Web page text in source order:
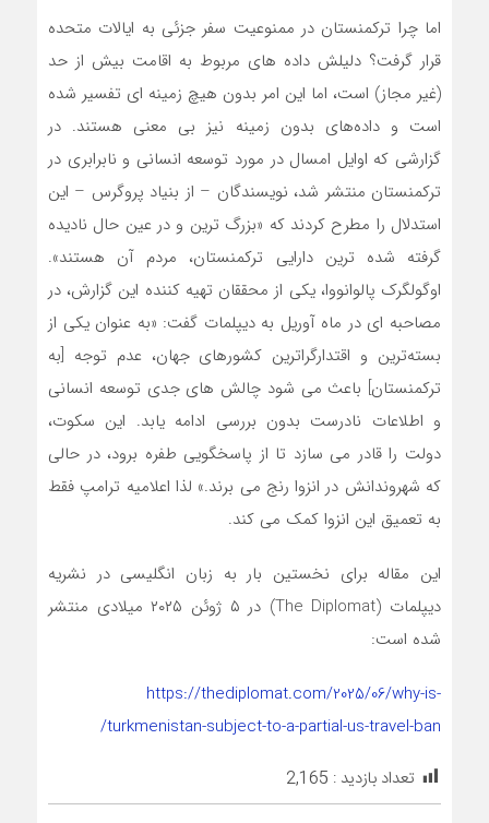
اما چرا ترکمنستان در ممنوعیت سفر جزئی به ایالات متحده
قرار گرفت؟ دلیلش داده‌ های مربوط به اقامت بیش از حد
(غیر مجاز) است، اما این امر بدون هیچ زمینه ای تفسیر شده
است و داده‌های بدون زمینه نیز بی ‌معنی هستند. در
گزارشی که اوایل امسال در مورد توسعه انسانی و نابرابری در
ترکمنستان منتشر شد، نویسندگان – از بنیاد پروگرس – این
استدلال را مطرح کردند که «بزرگ ترین و در عین حال نادیده
گرفته شده‌ ترین دارایی ترکمنستان، مردم آن هستند».
اوگولگرک پالوانووا، یکی از محققان تهیه‌ کننده این گزارش، در
مصاحبه ‌ای در ماه آوریل به دیپلمات گفت: «به عنوان یکی از
بسته‌ترین و اقتدارگراترین کشورهای جهان، عدم توجه [به
ترکمنستان] باعث می‌ شود چالش ‌های جدی توسعه انسانی
و اطلاعات نادرست بدون بررسی ادامه یابد. این سکوت،
دولت را قادر می ‌سازد تا از پاسخگویی طفره برود، در حالی
که شهروندانش در انزوا رنج می ‌برند.» لذا اعلامیه ترامپ فقط
به تعمیق این انزوا کمک می‌ کند.
این مقاله برای نخستین بار به زبان انگلیسی در نشریه
دیپلمات (The Diplomat) در ۵ ژوئن ۲۰۲۵ میلادی منتشر
شده است:
https://thediplomat.com/2025/06/why-is-
turkmenistan-subject-to-a-partial-us-travel-ban/
تعداد بازدید : 2,165